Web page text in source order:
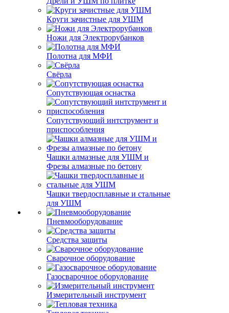
Круги зачистные для УШМ
Ножи для Электрорубанков
Полотна для МФИ
Свёрла
Сопутствующая оснастка
Сопутствующий интструмент и
приспособления
Чашки алмазные для УШМ и
Фрезы алмазные по бетону
Чашки твердосплавные и стальные
для УШМ
Пневмооборудование
Средства защиты
Сварочное оборудование
Газосварочное оборудование
Измерительный инструмент